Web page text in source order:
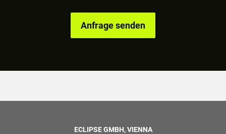
ECLIPSE GMBH, VIENNA